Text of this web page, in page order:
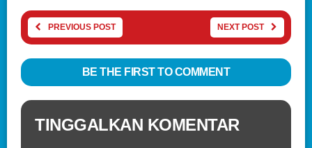
PREVIOUS POST NEXT POST
BE THE FIRST TO COMMENT
TINGGALKAN KOMENTAR